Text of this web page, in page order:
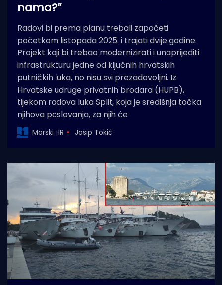
nama?”
Radovi bi prema planu trebali započeti
početkom listopada 2025. i trajati dvije godine.
Projekt koji bi trebao modernizirati i unaprijediti
infrastrukturu jedne od ključnih hrvatskih
putničkih luka, no nisu svi prezadovoljni. Iz
Hrvatske udruge privatnih brodara (HUPB),
tijekom radova luka Split, koja je središnja točka
njihova poslovanja, za njih će
Morski HR Josip Tokić